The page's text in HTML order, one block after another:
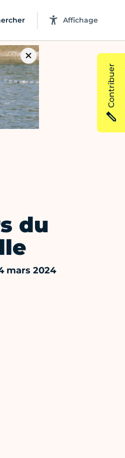
Affichage
du
mars 2024
Contribuer